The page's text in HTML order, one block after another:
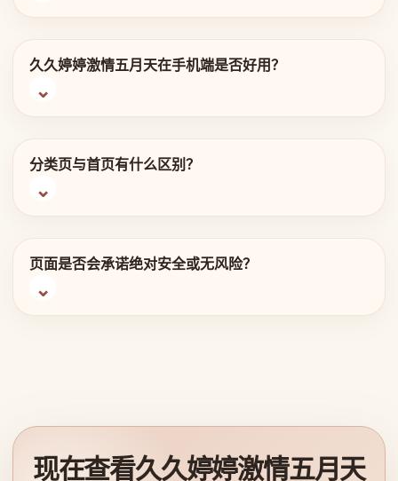
久久婷婷激情五月天在手机端是否好用？
分类页与首页有什么区别？
页面是否会承诺绝对安全或无风险？
现在查看久久婷婷激情五月天